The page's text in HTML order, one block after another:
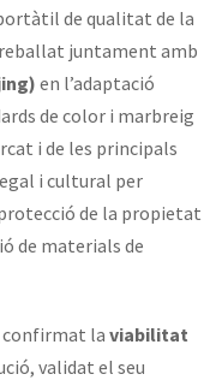
de qualitat de la
juntament amb
en l’adaptació
de color i marbreig
i de les principals
i cultural per
de la propietat
de materials de
confirmat la viabilitat
validat el seu